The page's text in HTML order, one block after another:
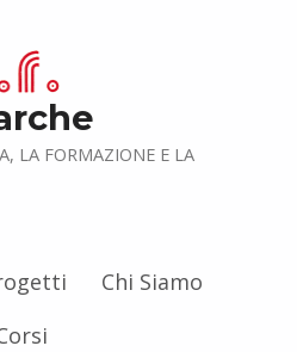
LA FORMAZIONE E LA
Chi Siamo